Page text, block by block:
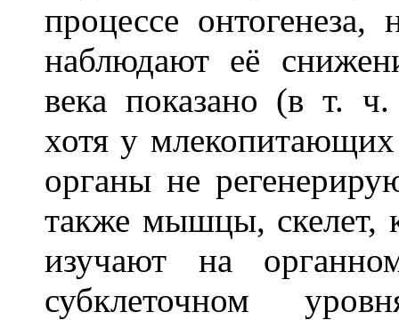
процессе
наблюдают её
века показано (в т.
хотя у
органы не
также мышцы, скелет,
изучают на
субклеточном